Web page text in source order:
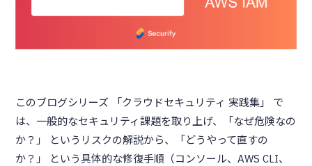
このブログシリーズ 「クラウドセキュリティ 実践集」 で
は、一般的なセキュリティ課題を取り上げ、「なぜ危険なの
か？」 というリスクの解説から、「どうやって直すの
か？」 という具体的な修復手順（コンソール、AWS CLI、